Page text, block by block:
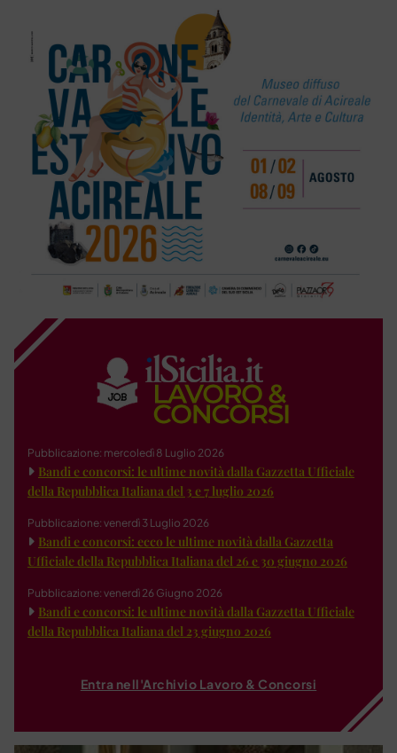
Pubblicazione: mercoledì 8 Luglio 2026
Bandi e concorsi: le ultime novità dalla Gazzetta Ufficiale
della Repubblica Italiana del 3 e 7 luglio 2026
Pubblicazione: venerdì 3 Luglio 2026
Bandi e concorsi: ecco le ultime novità dalla Gazzetta
Ufficiale della Repubblica Italiana del 26 e 30 giugno 2026
Pubblicazione: venerdì 26 Giugno 2026
Bandi e concorsi: le ultime novità dalla Gazzetta Ufficiale
della Repubblica Italiana del 23 giugno 2026
Entra nell'Archivio Lavoro & Concorsi